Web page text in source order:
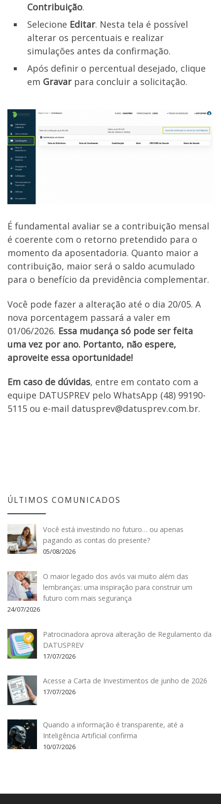
Contribuição.
Selecione Editar. Nesta tela é possível
alterar os percentuais e realizar
simulações antes da confirmação.
Após definir o percentual desejado, clique
em Gravarpara concluir a solicitação.
É fundamental avaliar se a contribuição mensal
é coerente com o retorno pretendido para o
momento da aposentadoria. Quanto maior a
contribuição, maior será o saldo acumulado
para o benefício da previdência complementar.
Você pode fazer a alteração até o dia 20/05. A
nova porcentagem passará a valer em
01/06/2026. Essa mudança só pode ser feita
uma vez por ano. Portanto, não espere,
aproveite essa oportunidade!
Em caso de dúvidas, entre em contato com a
equipe DATUSPREV pelo WhatsApp (48) 99190-
5115 ou e-mail datusprev@datusprev.com.br.
ÚLTIMOS COMUNICADOS
Você está investindo no futuro… ou apenas
pagando as contas do presente?
05/08/2026
O maior legado dos avós vai muito além das
lembranças: uma inspiração para construir um
futuro com mais segurança
24/07/2026
Patrocinadora aprova alteração de Regulamento da
DATUSPREV
17/07/2026
Acesse a Carta de Investimentos de junho de 2026
17/07/2026
Quando a informação é transparente, até a
Inteligência Artificial confirma
10/07/2026